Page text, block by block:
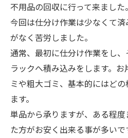
不用品の回収に行って来ました。
今回は仕分け作業は少なくて
がなく苦労しました。
通常、最初に仕分け作業をし
ラックへ積み込みをします。
ミや粗大ゴミ、基本的にはど
ます。
単品から承りますが、ある程
た方がお安く出来る事が多いで